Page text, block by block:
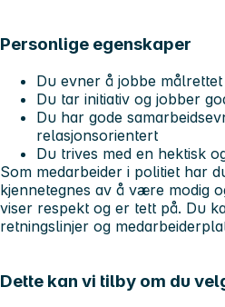
Personlige egenskaper
Du evner å jobbe
Du tar initiativ og jobber
Du har gode
relasjonsorientert
Du trives med en hektisk
Som medarbeider i politiet har
kjennetegnes av å være modig
viser respekt og er tett på. Du
retningslinjer og
Dette kan vi tilby om du